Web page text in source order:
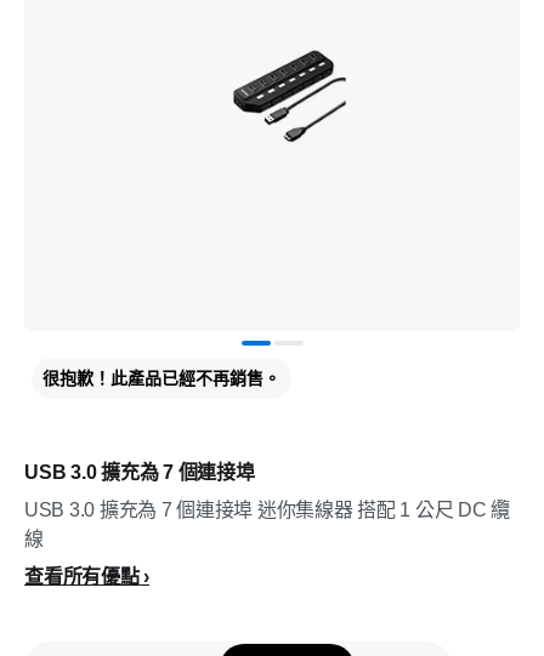
USB 3.0 擴充為 7 個連接埠
USB 3.0 擴充為 7 個連接埠 迷你集線器 搭配 1 公尺 DC 纜
線
查看所有優點
很抱歉！此產品已經不再銷售。